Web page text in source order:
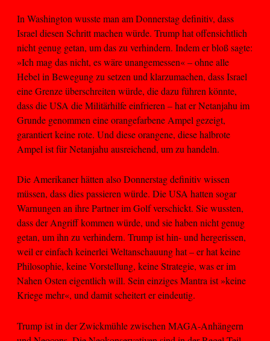
In Washington wusste man am Donnerstag definitiv, dass
Israel diesen Schritt machen würde. Trump hat offensichtlich
nicht genug getan, um das zu verhindern. Indem er bloß sagte:
»Ich mag das nicht, es wäre unangemessen« – ohne alle
Hebel in Bewegung zu setzen und klarzumachen, dass Israel
eine Grenze überschreiten würde, die dazu führen könnte,
dass die USA die Militärhilfe einfrieren – hat er Netanjahu im
Grunde genommen eine orangefarbene Ampel gezeigt,
garantiert keine rote. Und diese orangene, diese halbrote
Ampel ist für Netanjahu ausreichend, um zu handeln.
Die Amerikaner hätten also Donnerstag definitiv wissen
müssen, dass dies passieren würde. Die USA hatten sogar
Warnungen an ihre Partner im Golf verschickt. Sie wussten,
dass der Angriff kommen würde, und sie haben nicht genug
getan, um ihn zu verhindern. Trump ist hin- und hergerissen,
weil er einfach keinerlei Weltanschauung hat – er hat keine
Philosophie, keine Vorstellung, keine Strategie, was er im
Nahen Osten eigentlich will. Sein einziges Mantra ist »keine
Kriege mehr«, und damit scheitert er eindeutig.
Trump ist in der Zwickmühle zwischen MAGA-Anhängern